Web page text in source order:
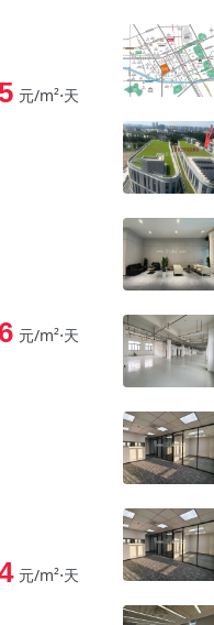
元/m²⋅天
元/m²⋅天
元/m²⋅天